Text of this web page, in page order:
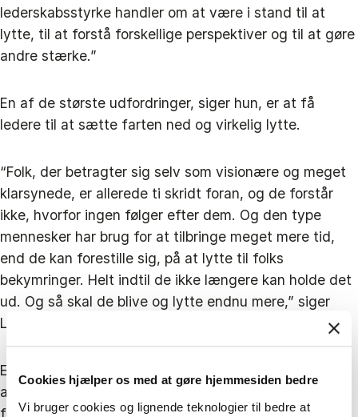
Cookies hjælper os med at gøre hjemmesiden bedre
Vi bruger cookies og lignende teknologier til bedre at
lederskabsstyrke handler om at være i stand til at
lytte, til at forstå forskellige perspektiver og til at gøre
andre stærke.”
En af de største udfordringer, siger hun, er at få
ledere til at sætte farten ned og virkelig lytte.
“Folk, der betragter sig selv som visionære og meget
klarsynede, er allerede ti skridt foran, og de forstår
ikke, hvorfor ingen følger efter dem. Og den type
mennesker har brug for at tilbringe meget mere tid,
end de kan forestille sig, på at lytte til folks
bekymringer. Helt indtil de ikke længere kan holde det
ud. Og så skal de blive og lytte endnu mere,” siger
Laura Empson.
En anden vigtig ændring er, at vi skal væk fra at ligge
al ansvar på den enkelte leders skuldre, og i stedet
fokusere på, hvordan vi giver andre midlerne til at